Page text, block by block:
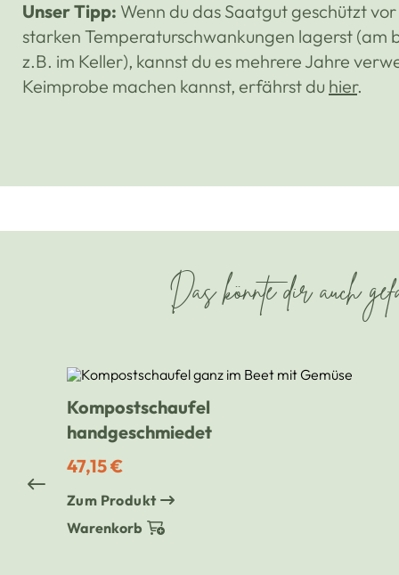
Unser Tipp: Wenn du das Saatgut geschützt
starken Temperaturschwankungen lagerst (am
z.B. im Keller), kannst du es mehrere Jahre
Keimprobe machen kannst, erfährst du hier.
Das könnte dir auch
Kompostschaufel
handgeschmiedet
47,15 €
Zum Produkt
Warenkorb